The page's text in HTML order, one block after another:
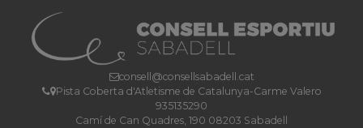
consell@consellsabadell.cat
Pista Coberta d'Atletisme de Catalunya-Carme Valero
935135290
Camí de Can Quadres, 190 08203 Sabadell